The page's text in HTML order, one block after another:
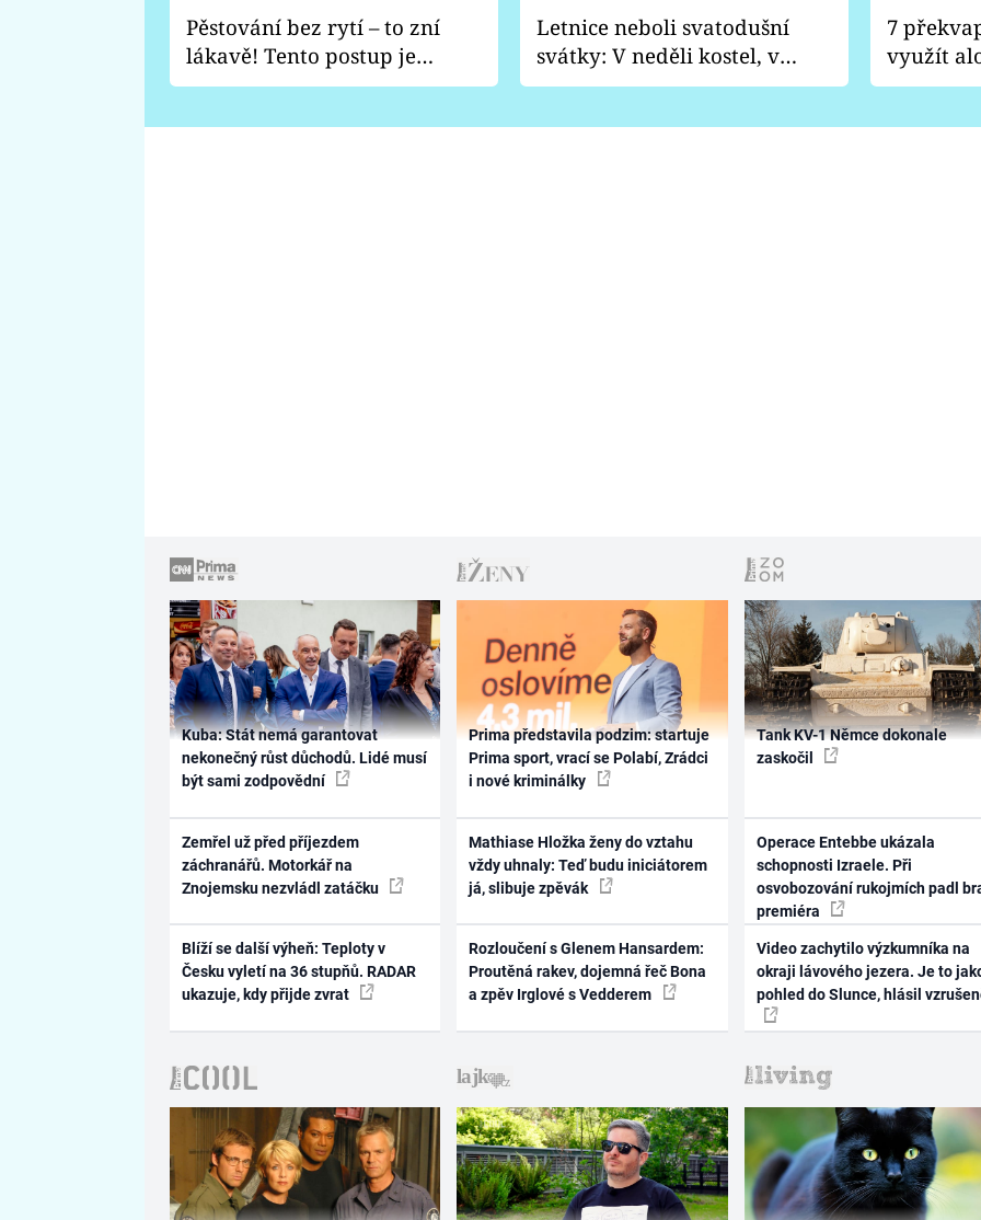
Pěstování bez rytí – to zní
lákavě! Tento postup je
vhodný jen pro některé
Letnice neboli svatodušní
svátky: V neděli kostel, v
pondělí zábava
7
využít
Kuba: Stát nemá garantovat
nekonečný růst důchodů. Lidé musí
být sami zodpovědní
Zemřel už před příjezdem
záchranářů. Motorkář na
Znojemsku nezvládl zatáčku
Blíží se další výheň: Teploty v
Česku vyletí na 36 stupňů. RADAR
ukazuje, kdy přijde zvrat
Prima představila podzim: startuje
Prima sport, vrací se Polabí, Zrádci
i nové kriminálky
Mathiase Hložka ženy do vztahu
vždy uhnaly: Teď budu iniciátorem
já, slibuje zpěvák
Rozloučení s Glenem Hansardem:
Proutěná rakev, dojemná řeč Bona
a zpěv Irglové s Vedderem
Tank KV-1 Němce dokonale
zaskočil
Operace Entebbe ukázala
schopnosti Izraele. Při
osvobozování rukojmích padl
premiéra
Video zachytilo výzkumníka na
okraji lávového jezera. Je to
pohled do Slunce, hlásil